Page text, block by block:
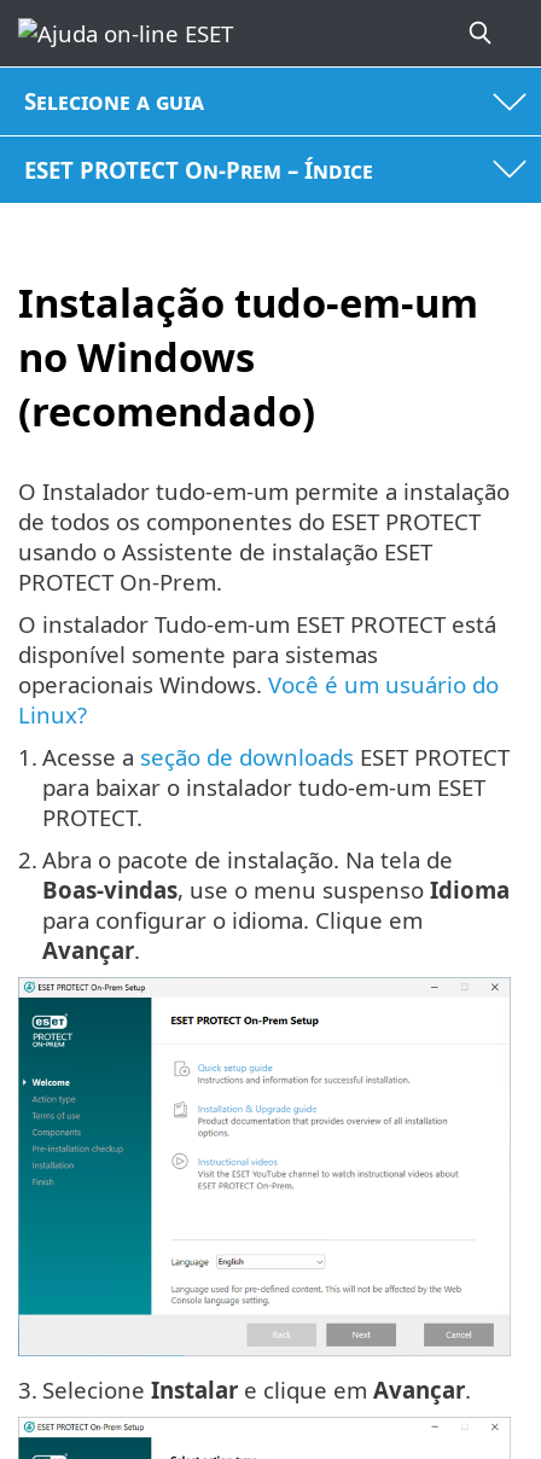
Selecione a guia
ESET PROTECT On-Prem – Índice
Instalação tudo-em-um
no Windows
(recomendado)
O Instalador tudo-em-um permite a instalação
de todos os componentes do ESET PROTECT
usando o Assistente de instalação ESET
PROTECT On-Prem.
O instalador Tudo-em-um ESET PROTECT está
disponível somente para sistemas
operacionais Windows. Você é um usuário do
Linux?
1. Acesse a seção de downloads ESET PROTECT
para baixar o instalador tudo-em-um ESET
PROTECT.
2. Abra o pacote de instalação. Na tela de
Boas-vindas, use o menu suspenso Idioma
para configurar o idioma. Clique em
Avançar.
3. Selecione Instalar e clique em Avançar.